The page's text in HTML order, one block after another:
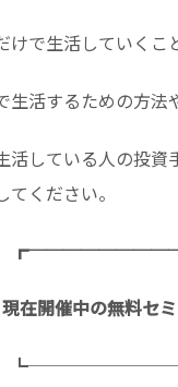
けで生活していくこ
活するための方法
活している人の投
ください。
現在開催中の無料セ